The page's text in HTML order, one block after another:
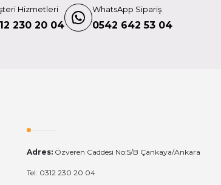
Type iii Wlc-T04-Bc3
Hizmetleri
230 20 04
WhatsApp Sipariş
0542 642 53 04
Adres: Özveren Caddesi No:5/B Çankaya/Ankara
Tel: 0312 230 20 04